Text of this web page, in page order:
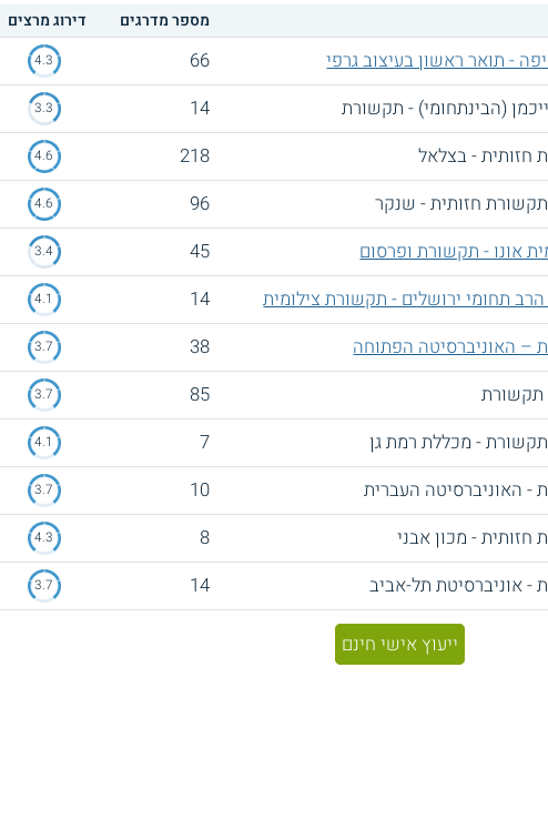
מספר מדרגים דירוג מרצים
- תואר ראשון בעיצוב גרפי 66
4.3
(הבינתחומי) - תקשורת 14
3.3
חזותית - בצלאל 218
4.6
חזותית - שנקר 96
4.6
אונו - תקשורת ופרסום 45
3.4
תחומי ירושלים - תקשורת צילומית 14
4.1
– האוניברסיטה הפתוחה 38
3.7
תקשורת 85
3.7
- מכללת רמת גן 7
4.1
- האוניברסיטה העברית 10
3.7
חזותית - מכון אבני 8
4.3
- אוניברסיטת תל-אביב 14
3.7
ייעוץ אישי חינם